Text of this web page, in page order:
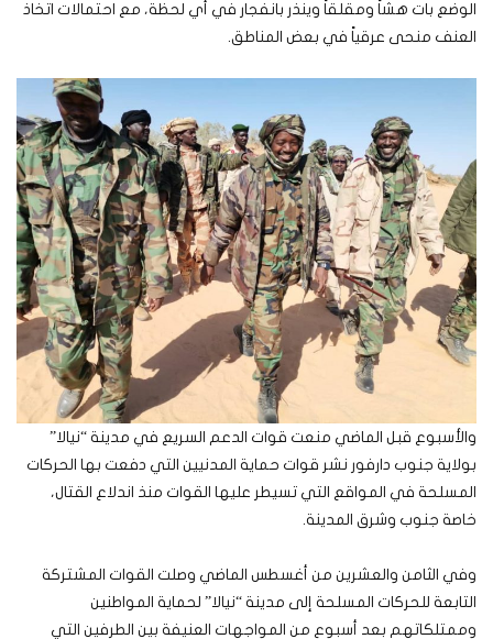
الوضع بات هشاً ومقلقاً وينذر بانفجار في أي لحظة، مع احتمالات اتخاذ
العنف منحى عرقياً في بعض المناطق.
والأسبوع قبل الماضي منعت قوات الدعم السريع في مدينة “نيالا”
بولاية جنوب دارفور نشر قوات حماية المدنيين التي دفعت بها الحركات
المسلحة في المواقع التي تسيطر عليها القوات منذ اندلاع القتال،
خاصة جنوب وشرق المدينة.
وفي الثامن والعشرين من أغسطس الماضي وصلت القوات المشتركة
التابعة للحركات المسلحة إلى مدينة “نيالا” لحماية المواطنين
وممتلكاتهم بعد أسبوع من المواجهات العنيفة بين الطرفين التي